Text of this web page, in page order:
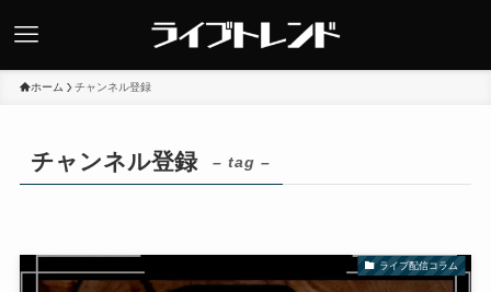
ホーム チャンネル登録
チャンネル登録 – tag –
ライブ配信コラム